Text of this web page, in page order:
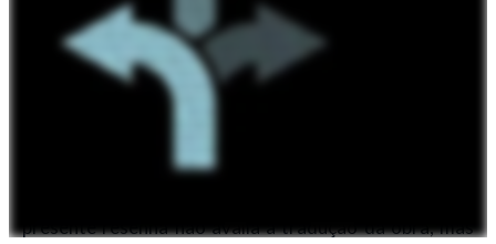
Coeckelbergh,
”,Revue des questions
scientifiques
, 2020) e traduzida para a língua
portuguesa por Mateus Henrique Amorim
com a recente edição brasileira lançada em parceria
presente resenha não avalia a tradução da obra, mas